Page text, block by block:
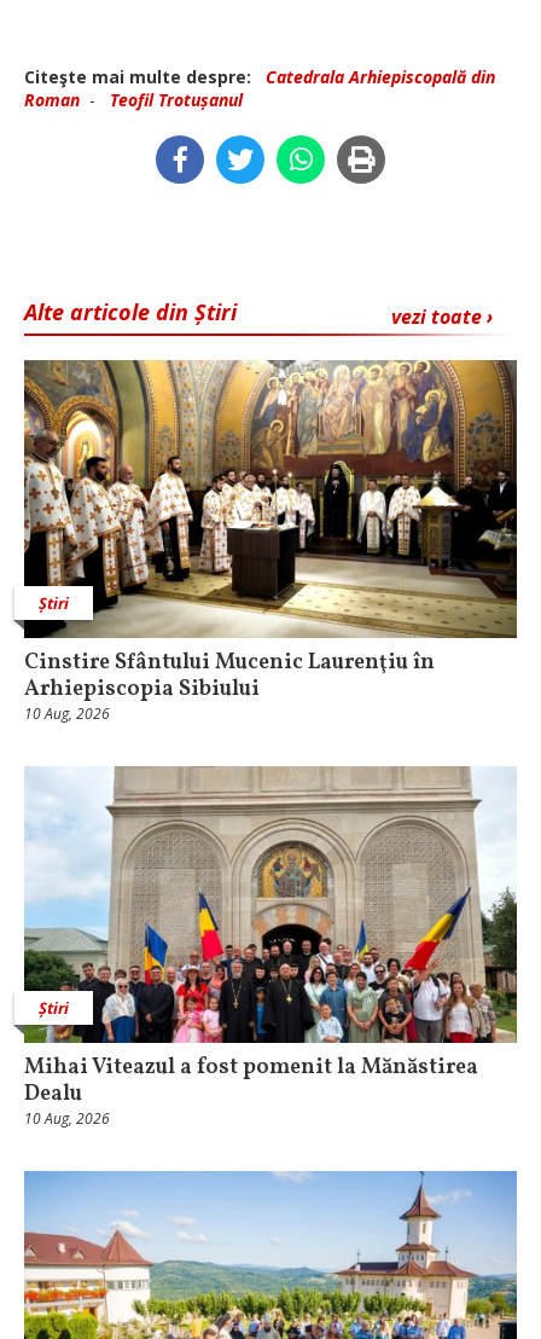
Citeşte mai multe despre:
Catedrala Arhiepiscopală din
Roman - Teofil Trotușanul
vezi toate ›
Alte articole din Știri
Știri
Cinstire Sfântului Mucenic Laurenţiu în
Arhiepiscopia Sibiului
10 Aug, 2026
Știri
Mihai Viteazul a fost pomenit la Mănăstirea
Dealu
10 Aug, 2026